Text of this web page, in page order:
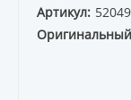
Артикул: